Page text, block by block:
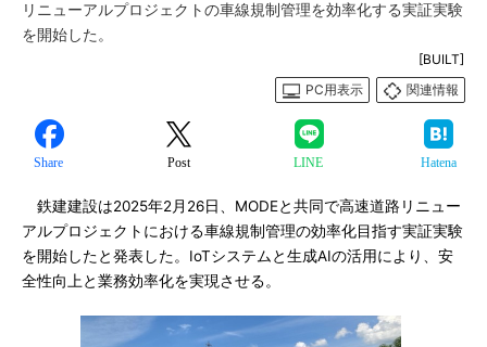
リニューアルプロジェクトの車線規制管理を効率化する実証実験
を開始した。
[BUILT]
PC用表示
関連情報
Share Post LINE Hatena
鉄建建設は2025年2月26日、MODEと共同で高速道路リニュー
アルプロジェクトにおける車線規制管理の効率化目指す実証実験
を開始したと発表した。IoTシステムと生成AIの活用により、安
全性向上と業務効率化を実現させる。